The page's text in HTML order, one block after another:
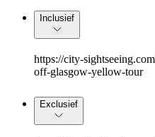
Inclusief
https://city-
off-glasgow-yellow-tour
Exclusief